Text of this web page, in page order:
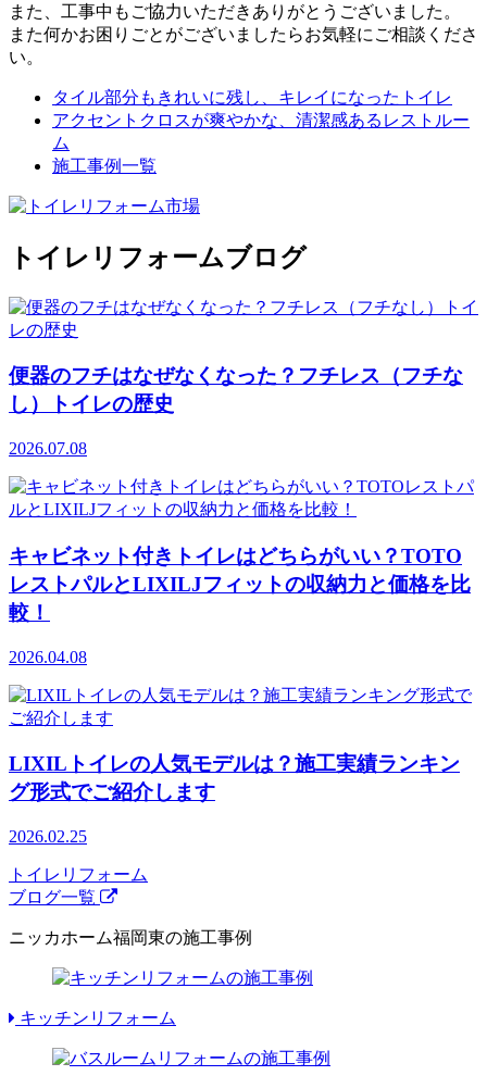
また、工事中もご協力いただきありがとうございました。
また何かお困りごとがございましたらお気軽にご相談くださ
い。
タイル部分もきれいに残し、キレイになったトイレ
アクセントクロスが爽やかな、清潔感あるレストルー
ム
施工事例一覧
トイレリフォームブログ
便器のフチはなぜなくなった？フチレス（フチな
し）トイレの歴史
2026.07.08
キャビネット付きトイレはどちらがいい？TOTO
レストパルとLIXILJフィットの収納力と価格を比
較！
2026.04.08
LIXILトイレの人気モデルは？施工実績ランキン
グ形式でご紹介します
2026.02.25
トイレリフォーム
ブログ一覧
ニッカホーム福岡東の施工事例
キッチンリフォーム